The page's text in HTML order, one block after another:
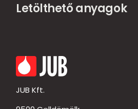
Letölthető anyagok
JUB Kft.